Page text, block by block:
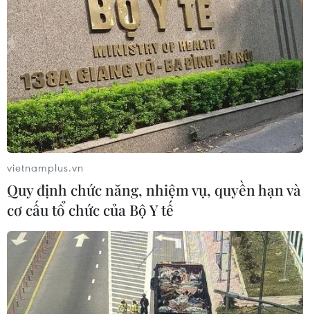
vietnamplus.vn
Quy định chức năng, nhiệm vụ, quyền hạn và
cơ cấu tổ chức của Bộ Y tế